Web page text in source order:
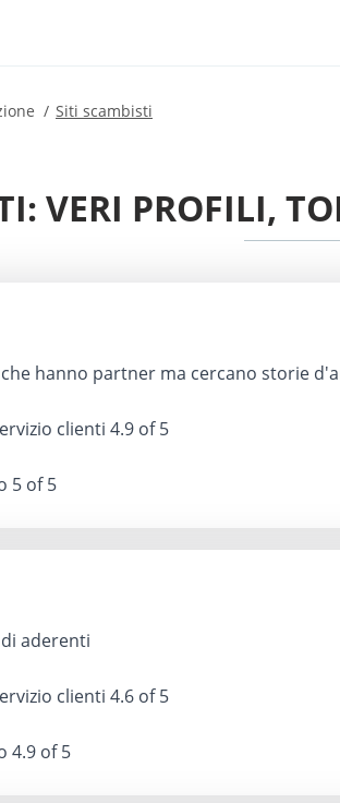
Siti scambisti
VERI PROFILI,
hanno partner ma cercano storie
clienti 4.9 of 5
5 of 5
aderenti
clienti 4.6 of 5
4.9 of 5